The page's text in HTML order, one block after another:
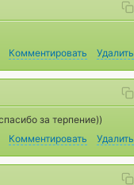
Комментировать
Удалить
за терпение))
Комментировать
Удалить